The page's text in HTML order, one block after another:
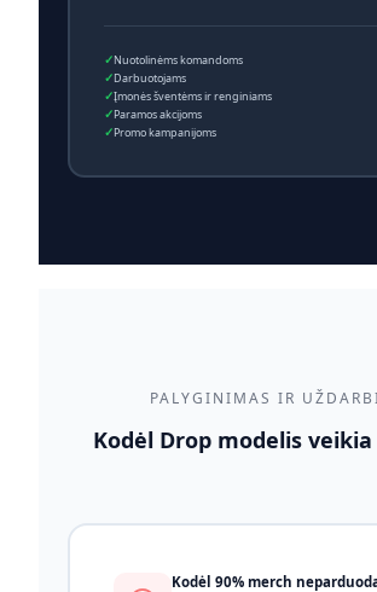
Nuotolinėms komandoms
Darbuotojams
Įmonės šventėms ir renginiams
Paramos akcijoms
Promo kampanijoms
PALYGINIMAS IR
Kodėl Drop modelis
Kodėl 90% merch